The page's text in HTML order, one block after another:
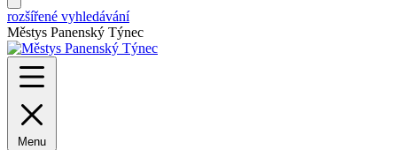
rozšířené vyhledávání
Městys Panenský Týnec
Menu